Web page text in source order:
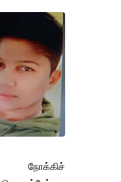
நோக்கிச்